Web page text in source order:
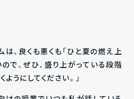
は、良くも悪くも「ひと夏の燃え上
で、ぜひ、盛り上がっている段階
うにしてください。」